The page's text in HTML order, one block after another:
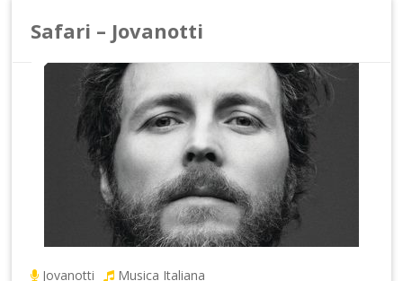
Safari – Jovanotti
Jovanotti Musica Italiana